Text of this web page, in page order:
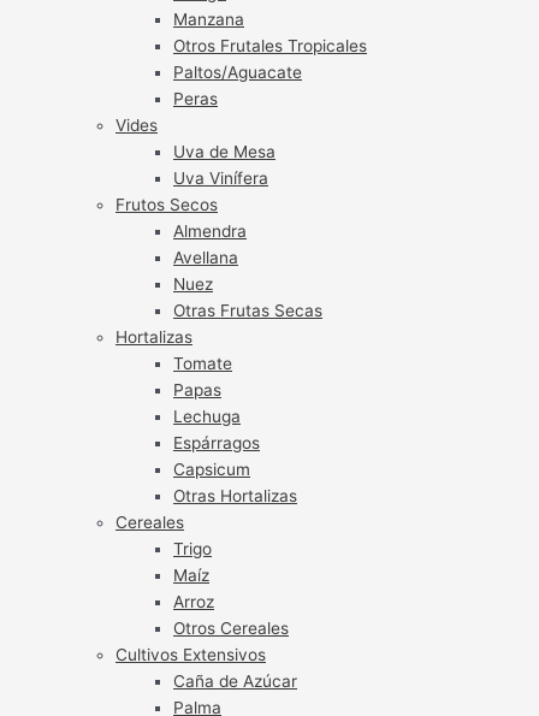
Manzana
Otros Frutales Tropicales
Paltos/Aguacate
Peras
Vides
Uva de Mesa
Uva Vinífera
Frutos Secos
Almendra
Avellana
Nuez
Otras Frutas Secas
Hortalizas
Tomate
Papas
Lechuga
Espárragos
Capsicum
Otras Hortalizas
Cereales
Trigo
Maíz
Arroz
Otros Cereales
Cultivos Extensivos
Caña de Azúcar
Palma